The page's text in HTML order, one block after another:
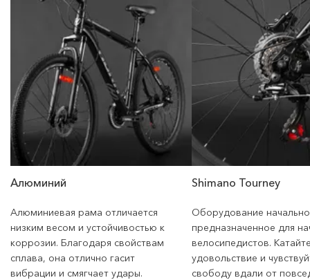
Алюминий
Алюминиевая рама отличается
низким весом и устойчивостью к
коррозии. Благодаря свойствам
сплава, она отлично гасит
вибрации и смягчает удары.
Shimano Tourney
Оборудование
предназначенное для
велосипедистов.
удовольствие и
свободу вдали от